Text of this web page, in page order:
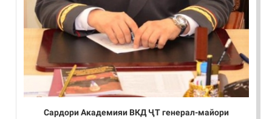
Сардори Академияи ВКД ҶТ генерал-майори